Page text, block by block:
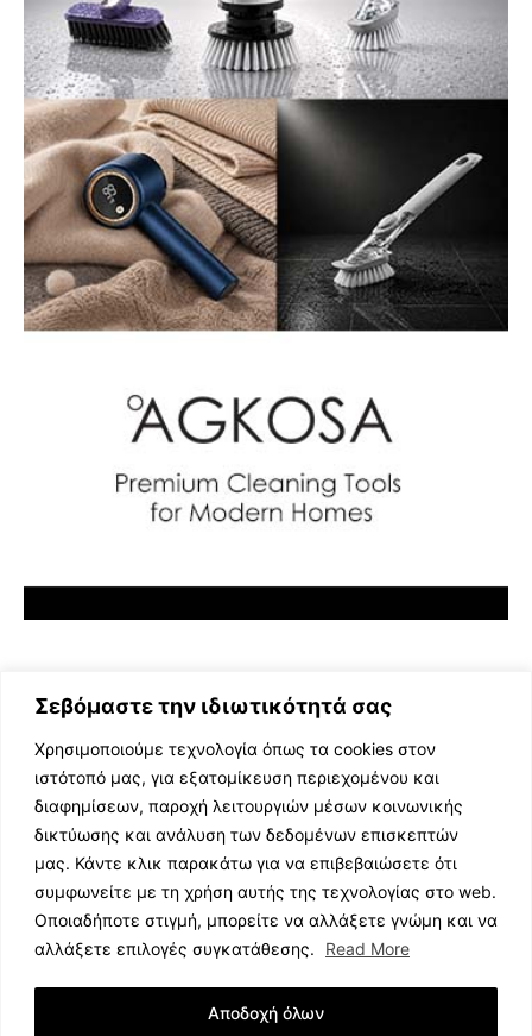
Σεβόμαστε την ιδιωτικότητά σας
Χρησιμοποιούμε τεχνολογία όπως τα cookies στον
ιστότοπό μας, για εξατομίκευση περιεχομένου και
διαφημίσεων, παροχή λειτουργιών μέσων κοινωνικής
δικτύωσης και ανάλυση των δεδομένων επισκεπτών
μας. Κάντε κλικ παρακάτω για να επιβεβαιώσετε ότι
συμφωνείτε με τη χρήση αυτής της τεχνολογίας στο web.
Οποιαδήποτε στιγμή, μπορείτε να αλλάξετε γνώμη και να
αλλάξετε επιλογές συγκατάθεσης.
Read More
Αποδοχή όλων
ΕΛΛΗΝΙΚΗ ΜΟΥΣΙΚΗ
TV SHOWS
EVENTS
ΘΕΑΤΡΟ
ΔΙΑΓΩΝΙΣΜΟΙ
STOA CULTURA